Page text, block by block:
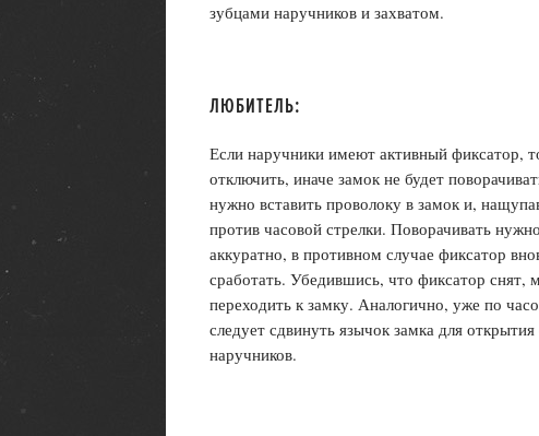
зубцами наручников и захватом.
ЛЮБИТЕЛЬ:
Если наручники имеют активный фиксатор,
отключить, иначе замок не будет
нужно вставить проволоку в замок и,
против часовой стрелки. Поворачивать
аккуратно, в противном случае фиксатор
сработать. Убедившись, что фиксатор снят,
переходить к замку. Аналогично, уже по
следует сдвинуть язычок замка для
наручников.